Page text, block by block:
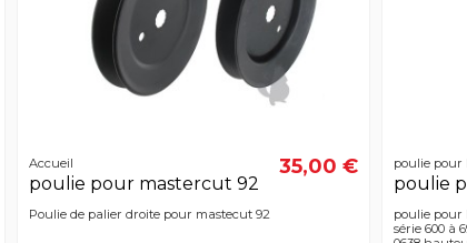
Accueil
poulie pour mastercut 92
35,00 €
Poulie de palier droite pour mastecut 92
poulie pour
poulie
poulie pour
série 600 à